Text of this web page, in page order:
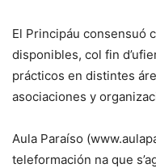
El Principáu consensuó
disponibles, col fin
prácticos en distintes
asociaciones y
Aula Paraíso
teleformación na que